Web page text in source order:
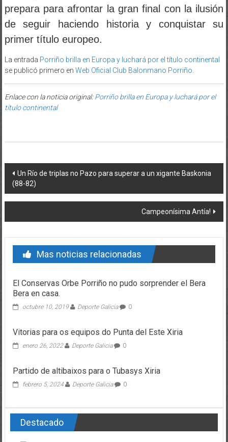
prepara para afrontar la gran final con la ilusión
de seguir haciendo historia y conquistar su
primer título europeo.
La entrada Porriño brilla en Europa y luchará por el título continental
se publicó primero en Web Oficial Club Balonmano Porriño.
Enlace con la noticia original:Porriño brilla en Europa y luchará por el
título continental
Post navigation
Un Río de triplas no Pazo para superar a un xigante Baskonia
(88-82)
Campeonísima Antía!
Mas noticias relacionadas
El Conservas Orbe Porriño no pudo sorprender el Bera
Bera en casa.
octubre 10, 2019 Deporte Galicia 0
Vitorias para os equipos do Punta del Este Xiria
enero 26, 2022 Deporte Galicia 0
Partido de altibaixos para o Tubasys Xiria
febrero 5, 2024 Deporte Galicia 0
Destacado